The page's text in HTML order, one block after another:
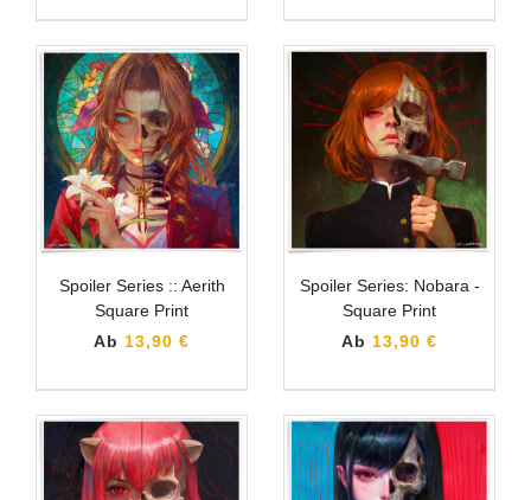
Spoiler Series :: Aerith
Square Print
Ab 13,90 €
Spoiler Series: Nobara -
Square Print
Ab 13,90 €